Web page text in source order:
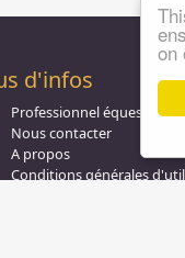
on
d'infos
Professionnel équestre,
Nous contacter
A propos
Conditions générales